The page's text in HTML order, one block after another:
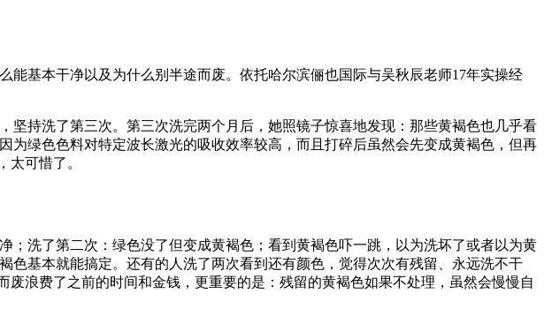
基本干净以及为什么别半途而废。依托哈尔滨俪也国际与吴秋辰老师17年实操经
持洗了第三次。第三次洗完两个月后，她照镜子惊喜地发现：那些黄褐色也几乎看
为绿色色料对特定波长激光的吸收效率较高，而且打碎后虽然会先变成黄褐色，但再
太可惜了。
；洗了第二次：绿色没了但变成黄褐色；看到黄褐色吓一跳，以为洗坏了或者以为黄
基本就能搞定。还有的人洗了两次看到还有颜色，觉得次次有残留、永远洗不干
废浪费了之前的时间和金钱，更重要的是：残留的黄褐色如果不处理，虽然会慢慢自